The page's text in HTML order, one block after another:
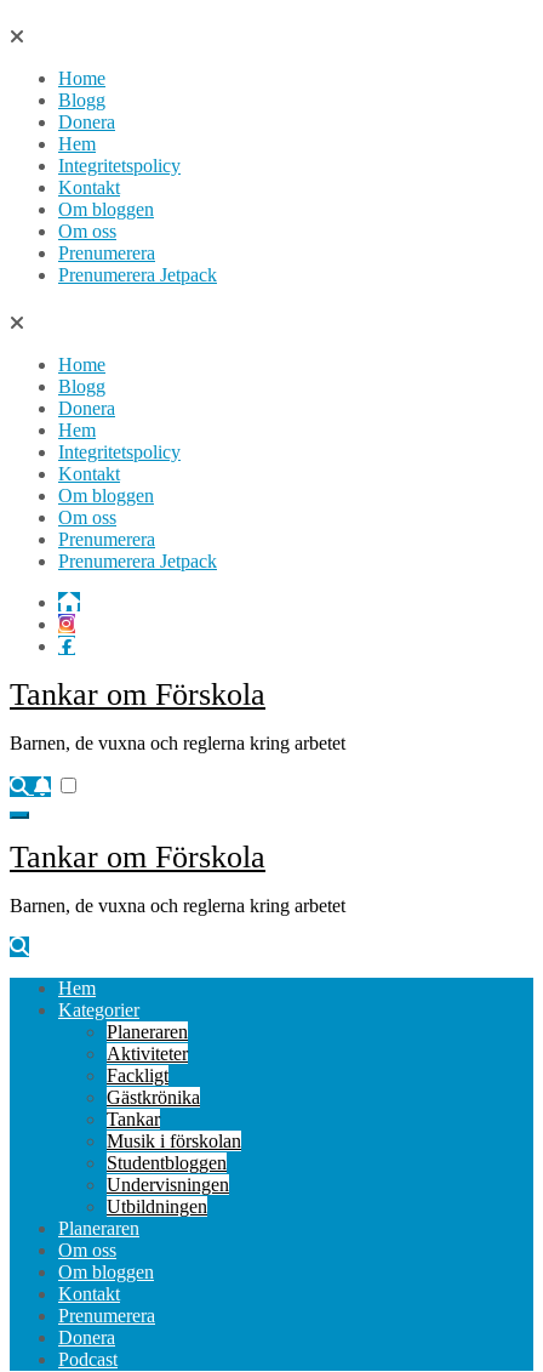
Hoppa
innehållHome
Blogg
Donera
Hem
Integritetspolicy
Kontakt
Om bloggen
Om oss
Prenumerera
Prenumerera Jetpack
Home
Blogg
Donera
Hem
Integritetspolicy
Kontakt
Om bloggen
Om oss
Prenumerera
Prenumerera Jetpack
Tankar om Förskola
Barnen, de vuxna och reglerna kring arbetet
Tankar om Förskola
Barnen, de vuxna och reglerna kring arbetet
Hem
Kategorier
Planeraren
Aktiviteter
Fackligt
Gästkrönika
Tankar
Musik i förskolan
Studentbloggen
Undervisningen
Utbildningen
Planeraren
Om oss
Om bloggen
Kontakt
Prenumerera
Donera
Podcast